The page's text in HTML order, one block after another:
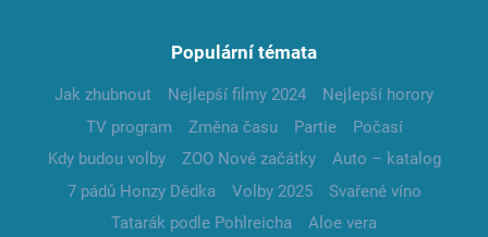
Populární témata
Jak zhubnout Nejlepší filmy 2024
Nejlepší horory
TV program
Změna času Partie
Počasí
Kdy budou volby
ZOO Nové začátky
Auto – katalog
7 pádů Honzy Dědka
Volby 2025
Svařené víno
Tatarák podle Pohlreicha
Aloe vera